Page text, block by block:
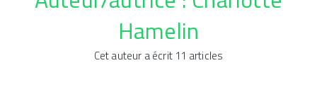
Hamelin
Cet auteur a écrit 11 articles